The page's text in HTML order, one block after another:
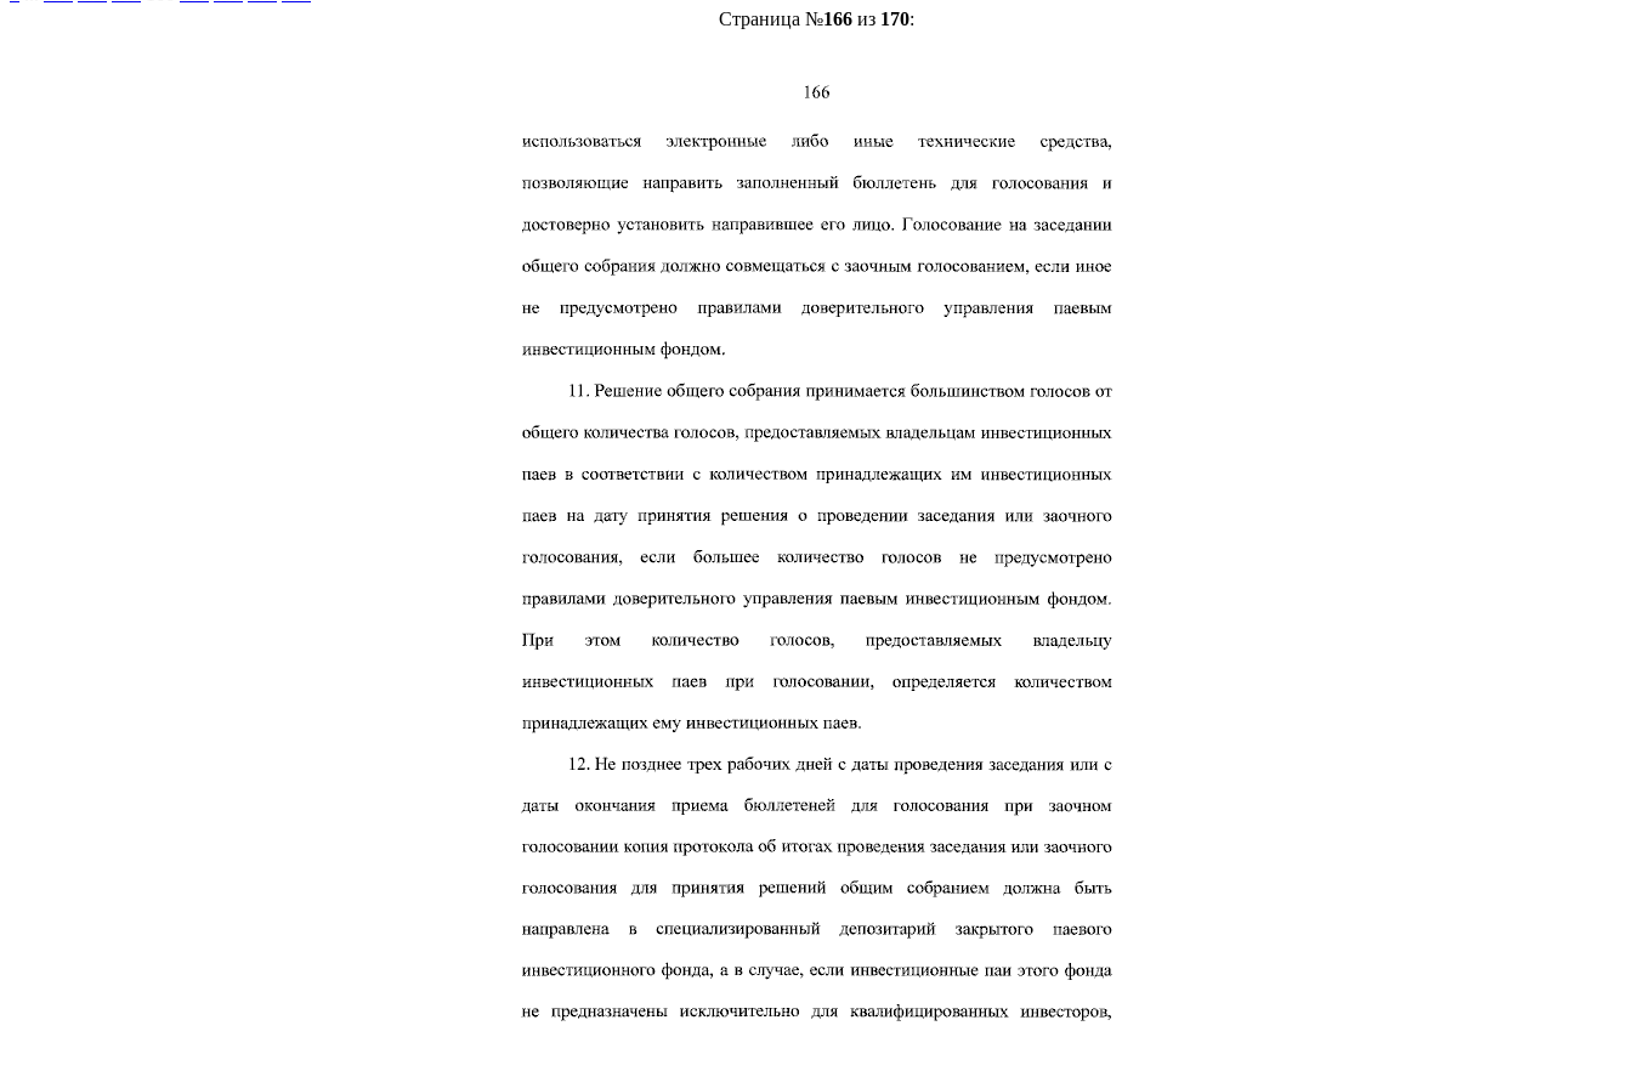
Страница №166из 170: